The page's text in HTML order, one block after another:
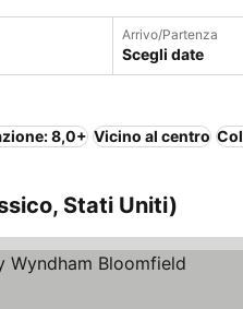
Arrivo/Partenza
Scegli date
8,0+ Vicino al centro
Stati Uniti)